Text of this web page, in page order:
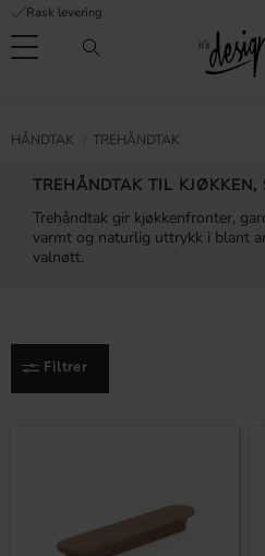
Meny
Rask levering
HÅNDTAK TREHÅNDTAK
TREHÅNDTAK TIL
Trehåndtak gir kjøkkenfronter,
varmt og naturlig uttrykk i blant
valnøtt.
Filtrer
Vanlige spørsmål
Inspirasjon og tips